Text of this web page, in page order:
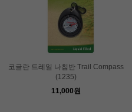
코글란 트레일 나침반 Trail Compass
(1235)
11,000원